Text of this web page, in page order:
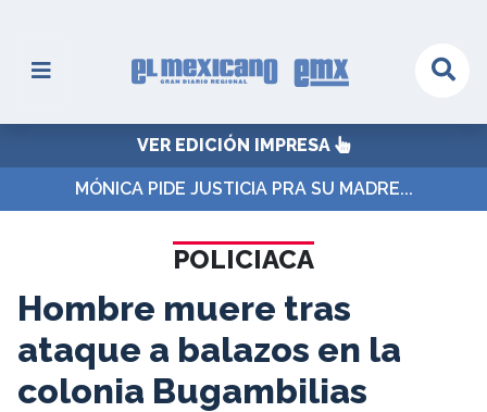
VER EDICIÓN IMPRESA
MÓNICA PIDE JUSTICIA PRA SU MADRE...
POLICIACA
Hombre muere tras
ataque a balazos en la
colonia Bugambilias